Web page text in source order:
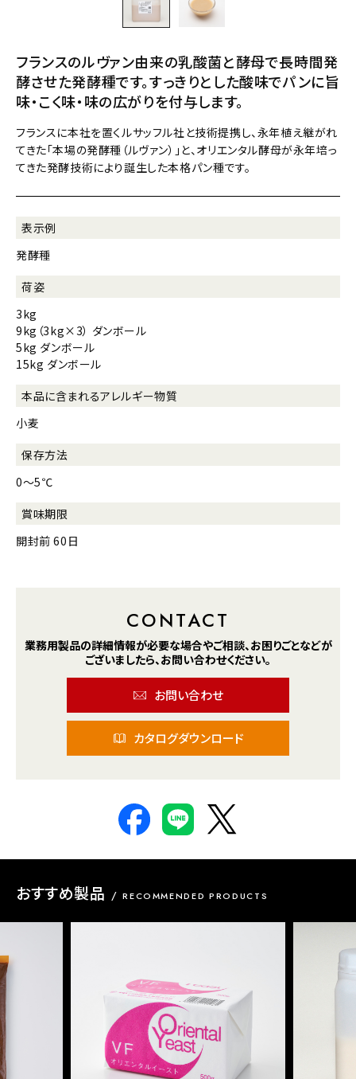
フランスのルヴァン由来の乳酸菌と酵母で長時間発
酵させた発酵種です。すっきりとした酸味でパンに旨
味・こく味・味の広がりを付与します。
フランスに本社を置くルサッフル社と技術提携し、永年植え継がれ
てきた「本場の発酵種（ルヴァン）」と、オリエンタル酵母が永年培っ
てきた発酵技術により誕生した本格パン種です。
表示例
発酵種
荷姿
3kg
9kg（3kg×3） ダンボール
5kg ダンボール
15kg ダンボール
本品に含まれるアレルギー物質
小麦
保存方法
0～5℃
賞味期限
開封前 60日
CONTACT
業務用製品の詳細情報が必要な場合やご相談、お困りごとなどが
ございましたら、お問い合わせください。
お問い合わせ
カタログダウンロード
おすすめ製品 RECOMMENDED PRODUCTS